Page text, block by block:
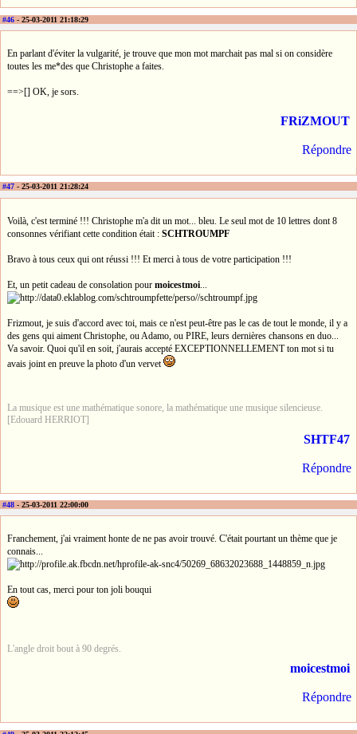
#46 - 25-03-2011 21:18:29
En parlant d'éviter la vulgarité, je trouve que mon mot marchait pas mal si on considère
toutes les me*des que Christophe a faites.
==>[] OK, je sors.
FRiZMOUT
Répondre
#47 - 25-03-2011 21:28:24
Voilà, c'est terminé !!! Christophe m'a dit un mot... bleu. Le seul mot de 10 lettres dont 8
consonnes vérifiant cette condition était : SCHTROUMPF
Bravo à tous ceux qui ont réussi !!! Et merci à tous de votre participation !!!
Et, un petit cadeau de consolation pour moicestmoi
Frizmout, je suis d'accord avec toi, mais ce n'est peut-être pas le cas de tout le monde, il y a
des gens qui aiment Christophe, ou Adamo, ou PIRE, leurs dernières chansons en duo...
Va savoir. Quoi qu'il en soit, j'aurais accepté EXCEPTIONNELLEMENT ton mot si tu
avais joint en preuve la photo d'un vervet
La musique est une mathématique sonore, la mathématique une musique silencieuse.
[Edouard HERRIOT]
SHTF47
Répondre
#48 - 25-03-2011 22:00:00
Franchement, j'ai vraiment honte de ne pas avoir trouvé. C'était pourtant un thème que je
connais...
En tout cas, merci pour ton joli bouqui
L'angle droit bout à 90 degrés.
moicestmoi
Répondre